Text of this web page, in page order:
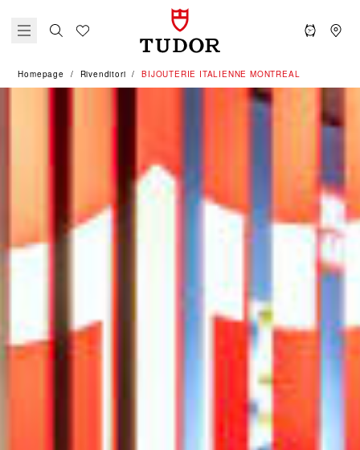
Homepage Rivenditori ‭BIJOUTERIE ITALIENNE MONTREAL‬